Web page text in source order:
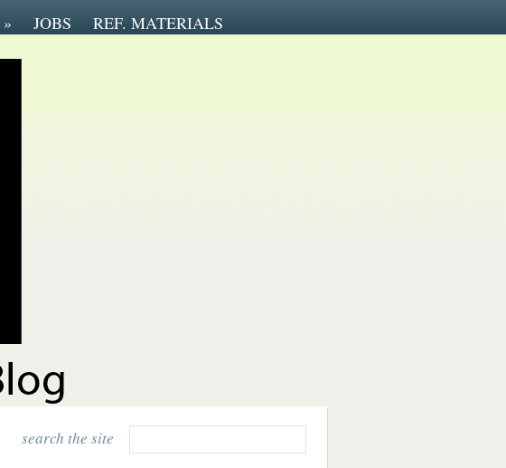
» JOBS REF. MATERIALS
search the site